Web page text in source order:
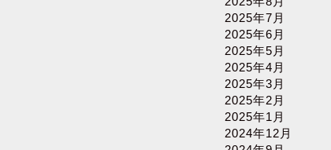
2025年7月
2025年6月
2025年5月
2025年4月
2025年3月
2025年2月
2025年1月
2024年12月